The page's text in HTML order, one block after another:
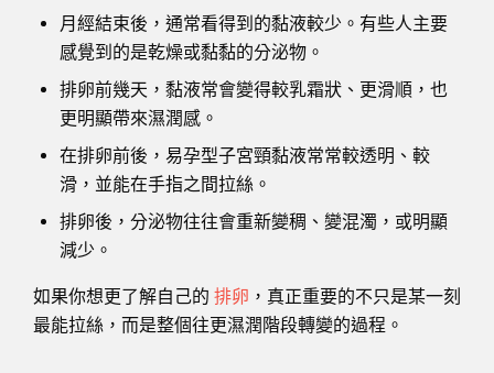
月經結束後，通常看得到的黏液較少。有些人主要
感覺到的是乾燥或黏黏的分泌物。
排卵前幾天，黏液常會變得較乳霜狀、更滑順，也
更明顯帶來濕潤感。
在排卵前後，易孕型子宮頸黏液常常較透明、較
滑，並能在手指之間拉絲。
排卵後，分泌物往往會重新變稠、變混濁，或明顯
減少。
如果你想更了解自己的 排卵 ，真正重要的不只是某一刻
最能拉絲，而是整個往更濕潤階段轉變的過程。